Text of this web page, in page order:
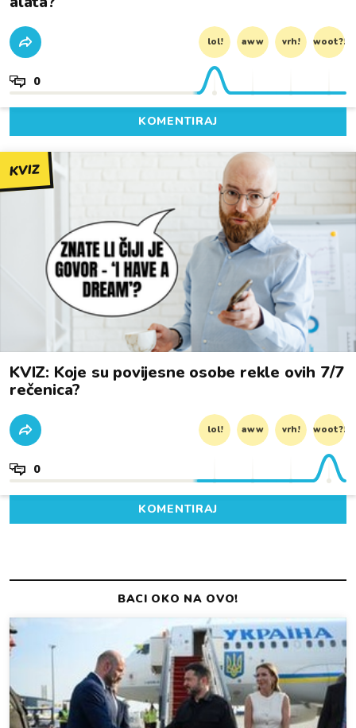
lol! aww vrh! woot?!
0
KOMENTIRAJ
KVIZ
KVIZ: Koje su povijesne osobe rekle ovih 7/7
rečenica?
lol! aww vrh! woot?!
0
KOMENTIRAJ